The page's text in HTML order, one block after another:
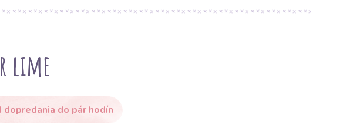
lime
dopredania do pár hodín